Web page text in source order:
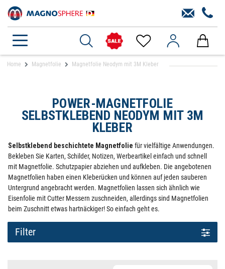
Home Magnetfolie Magnetfolie Neodym mit 3M Kleber
POWER-MAGNETFOLIE
SELBSTKLEBEND NEODYM MIT 3M
KLEBER
Selbstklebend beschichtete Magnetfolie für vielfältige Anwendungen.
Bekleben Sie Karten, Schilder, Notizen, Werbeartikel einfach und schnell
mit Magnetfolie. Schutzpapier abziehen und aufkleben. Die angebotenen
Magnetfolien haben einen Kleberücken und können auf jeden sauberen
Untergrund angebracht werden. Magnetfolien lassen sich ähnlich wie
Eisenfolie mit Cutter Messern zuschneiden, allerdings sind Magnetfolien
beim Zuschnitt etwas hartnäckiger! So einfach geht es.
Filter